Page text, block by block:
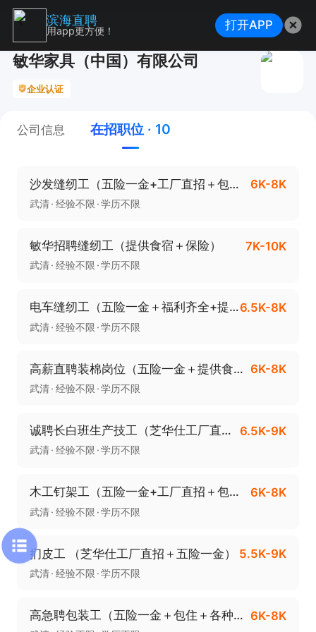
敏华家具（中国）有限公司
企业认证
公司信息 在招职位 · 10
沙发缝纫工（五险一金+工厂直招＋包吃住） 6K-8K
武清 经验不限 学历不限
敏华招聘缝纫工（提供食宿＋保险） 7K-10K
武清 经验不限 学历不限
电车缝纫工（五险一金＋福利齐全+提供食宿）6.5K-8K
武清 经验不限 学历不限
高薪直聘装棉岗位（五险一金＋提供食宿） 6K-8K
武清 经验不限 学历不限
诚聘长白班生产技工（芝华仕工厂直招） 6.5K-9K
武清 经验不限 学历不限
木工钉架工（五险一金+工厂直招＋包吃住） 6K-8K
武清 经验不限 学历不限
扪皮工 （芝华仕工厂直招＋五险一金） 5.5K-9K
武清 经验不限 学历不限
高急聘包装工（五险一金＋包住＋各种福利） 6K-8K
滨海直聘
用app更方便！ 打开APP